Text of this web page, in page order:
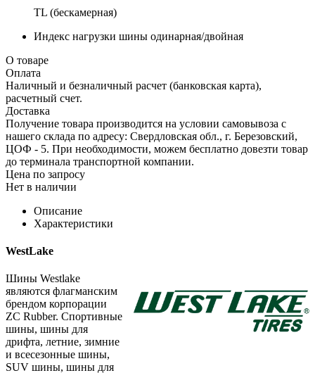
TL (бескамерная)
Индекс нагрузки шины одинарная/двойная
О товаре
Оплата
Наличный и безналичный расчет (банковская карта),
расчетный счет.
Доставка
Получение товара производится на условии самовывоза с
нашего склада по адресу: Свердловская обл., г. Березовский,
ЦОФ - 5. При необходимости, можем бесплатно довезти товар
до терминала транспортной компании.
Цена по запросу
Нет в наличии
Описание
Характеристики
WestLake
Шины Westlake
являются флагманским
брендом корпорации
ZC Rubber. Спортивные
шины, шины для
дрифта, летние, зимние
и всесезонные шины,
SUV шины, шины для